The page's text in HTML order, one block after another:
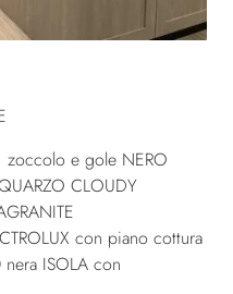
zoccolo e gole NERO
CLOUDY
con piano cottura
ISOLA con